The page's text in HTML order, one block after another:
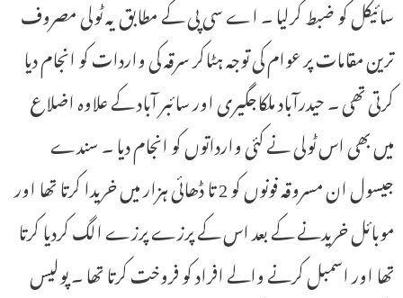
سائیکل کو ضبط کرلیا ۔ اے سی پی کے مطابق یہ ٹولی مصروف
ترین مقامات پر عوام کی توجہ ہٹاکر سرقہ کی واردات کو انجام دیا
کرتی تھی ۔ حیدرآباد ملکاجگیری اور سائبر آباد کے علاوہ اضلاع
میں بھی اس ٹولی نے کئی وارداتوں کو انجام دیا ۔ سندے
جیسول ان مسروقہ فونوں کو 2 تا ڈھائی ہزار میں خریدا کرتا تھا اور
موبائل خریدنے کے بعد اس کے پرزے پرزے الگ کردیا کرتا
تھا اور اسمبل کرنے والے افراد کو فروخت کرتا تھا ۔ پولیس